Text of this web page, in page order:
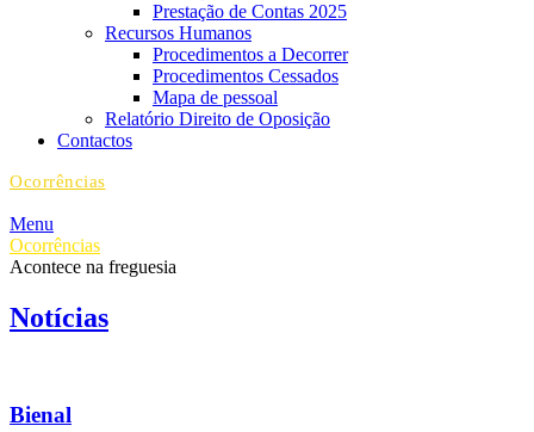
Prestação de Contas 2025
Recursos Humanos
Procedimentos a Decorrer
Procedimentos Cessados
Mapa de pessoal
Relatório Direito de Oposição
Contactos
Ocorrências
Menu
Ocorrências
Acontece na freguesia
Notícias
Bienal